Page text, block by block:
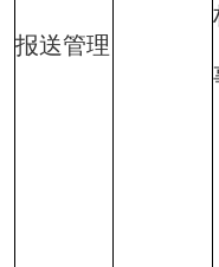
报送管理